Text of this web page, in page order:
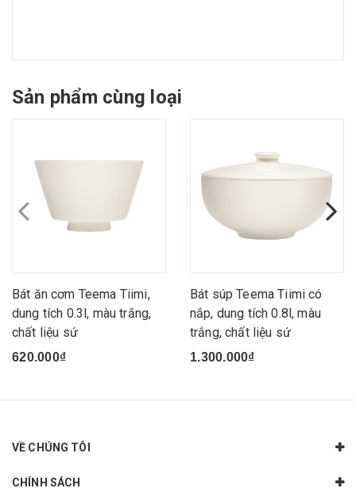
Sản phẩm cùng loại
Bát ăn cơm Teema Tiimi,
dung tích 0.3l, màu trắng,
chất liệu sứ
620.000₫
Bát súp Teema Tiimi có
nắp, dung tích 0.8l, màu
trắng, chất liệu sứ
1.300.000₫
VỀ CHÚNG TÔI
CHÍNH SÁCH